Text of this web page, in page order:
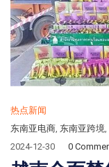
热点新闻
东南亚电商 东南亚跨境
2024-12-30
0